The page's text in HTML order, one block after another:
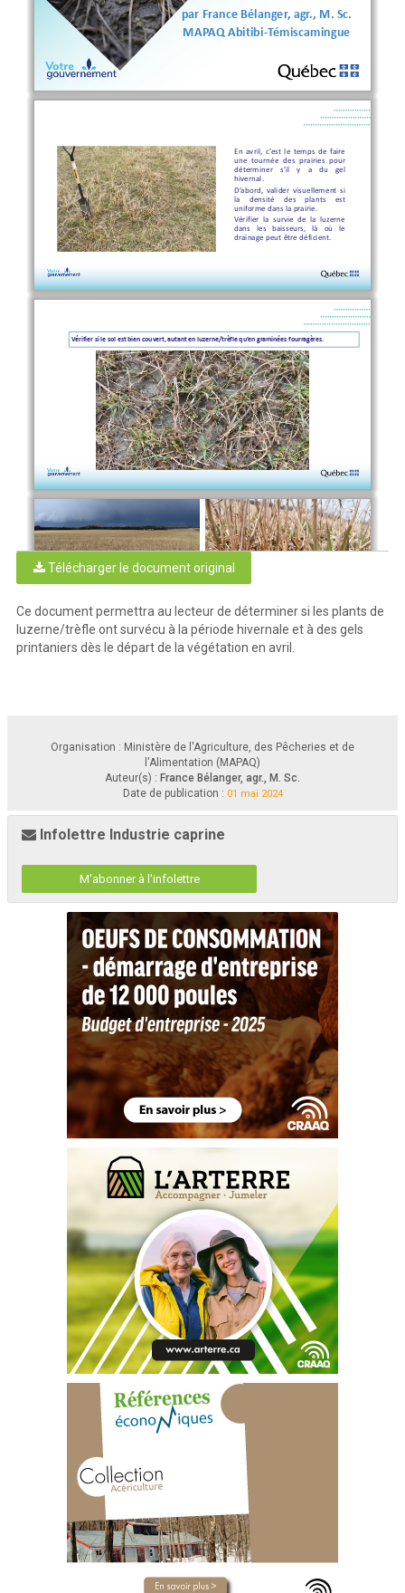
par France Bélanger, agr., M. Sc.
MAPAQ Abitibi-Témiscamingue
En avril, c’est le temps de faire
une tournée des prairies pour
déterminer
s’il y a du
gel
hivernal.
D’abord
valider visuellement si
la
densité des plants
est
uniforme dans la prairie
Vérifier la survie de la luzerne
dans
les baisseurs, là où
le
drainage peut être déficient.
Vérifier si le sol est bien couvert, autant en luzerne/trèfle qu’en graminées fourragères.
Les prairies non fauchées à la fin de l’automne précédent
ont généralement une meilleure survieà l’hiver .
mal
constater
déchaussement
des
surtout
prairies
plus
Télécharger le document original
Ce document permettra au lecteur de déterminer si les plants de
luzerne/trèfle ont survécu à la période hivernale et à des gels
printaniers dès le départ de la végétation en avril.
Organisation : Ministère de l'Agriculture, des Pêcheries et de
l'Alimentation (MAPAQ)
Auteur(s) : France Bélanger, agr., M. Sc.
Date de publication : 01 mai 2024
Infolettre Industrie caprine
M'abonner à l'infolettre